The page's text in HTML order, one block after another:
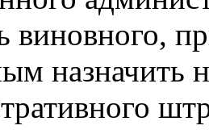
виновного,
назначить